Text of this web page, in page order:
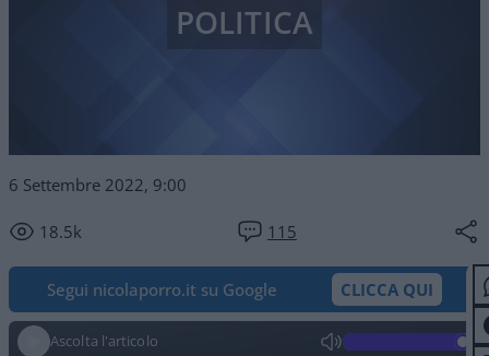
6 Settembre 2022, 9:00
18.5k 115
POLITICA
Segui nicolaporro.it su Google CLICCA QUI
Ascolta l'articolo